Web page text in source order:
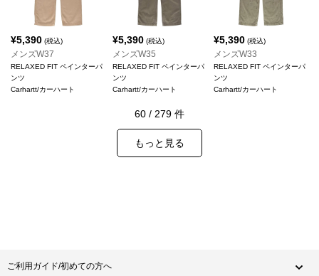
¥5,390 (税込)
メンズW37
RELAXED FIT ペインターパ
ンツ
Carhartt/カーハート
¥5,390(税込)
メンズW35
RELAXED FIT ペインターパ
ンツ
Carhartt/カーハート
¥5,390 (税込)
メンズW33
RELAXED FIT ペインターパ
ンツ
Carhartt/カーハート
60 / 279 件
もっと見る
ご利用ガイド/初めての方へ